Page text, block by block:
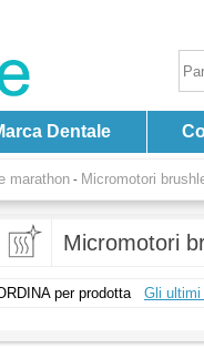
Dentale
marathon - Micromotori
Micromotori
per prodotta Gli ultimi